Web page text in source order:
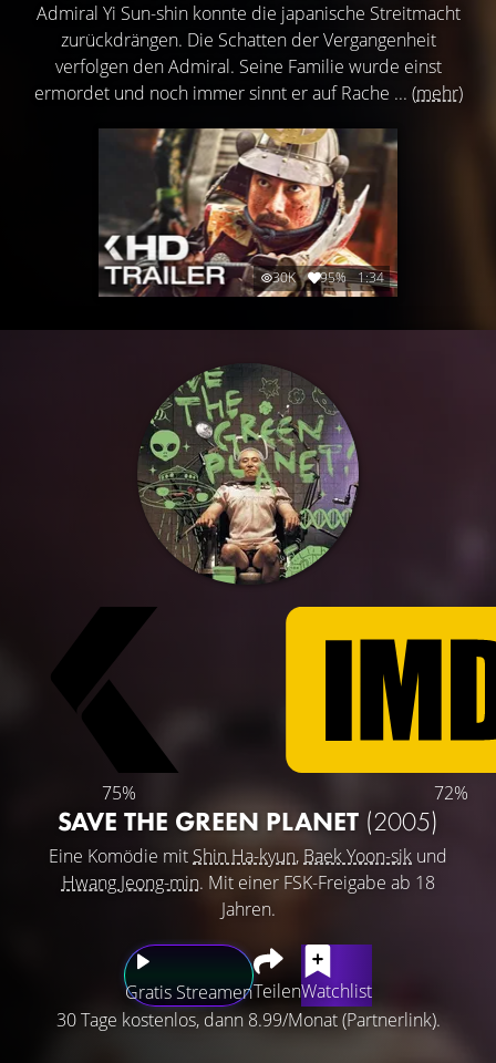
Admiral Yi Sun-shin konnte die japanische Streitmacht
zurückdrängen. Die Schatten der Vergangenheit
verfolgen den Admiral. Seine Familie wurde einst
ermordet und noch immer sinnt er auf Rache ... (mehr)
30K 95% 1:34
75% 72%
SAVE THE GREEN PLANET (2005)
Eine Komödie mit Shin Ha-kyun, Baek Yoon-sik und
Hwang Jeong-min. Mit einer FSK-Freigabe ab 18
Jahren.
Gratis StreamenTeilenWatchlist
30 Tage kostenlos, dann 8.99/Monat (Partnerlink).